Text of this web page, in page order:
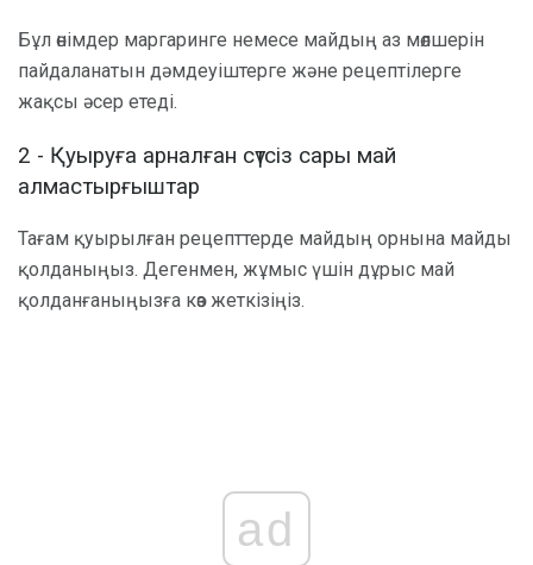
Бұл өнімдер маргаринге немесе майдың аз мөлшерін
пайдаланатын дәмдеуіштерге және рецептілерге
жақсы әсер етеді.
2 - Қуыруға арналған сүтсіз сары май
алмастырғыштар
Тағам қуырылған рецепттерде майдың орнына майды
қолданыңыз. Дегенмен, жұмыс үшін дұрыс май
қолданғаныңызға көз жеткізіңіз.
ad